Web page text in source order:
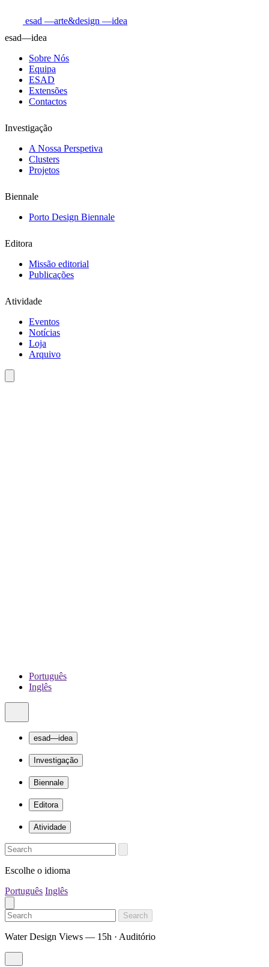
esad —arte&design —idea
esad—idea
Sobre Nós
Equipa
ESAD
Extensões
Contactos
Investigação
A Nossa Perspetiva
Clusters
Projetos
Biennale
Porto Design Biennale
Editora
Missão editorial
Publicações
Atividade
Eventos
Notícias
Loja
Arquivo
Português
Inglês
esad—idea
Investigação
Biennale
Editora
Atividade
Escolhe o idioma
Português Inglês
Search
Water Design Views — 15h · Auditório